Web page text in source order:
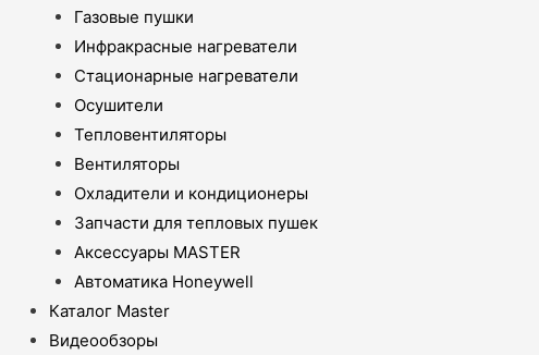
Газовые пушки
Инфракрасные нагреватели
Стационарные нагреватели
Осушители
Тепловентиляторы
Вентиляторы
Охладители и кондиционеры
Запчасти для тепловых пушек
Аксессуары MASTER
Автоматика Honeywell
Каталог Master
Видеообзоры